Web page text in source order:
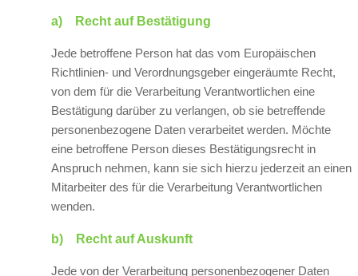
a) Recht auf Bestätigung
Jede betroffene Person hat das vom Europäischen
Richtlinien- und Verordnungsgeber eingeräumte Recht,
von dem für die Verarbeitung Verantwortlichen eine
Bestätigung darüber zu verlangen, ob sie betreffende
personenbezogene Daten verarbeitet werden. Möchte
eine betroffene Person dieses Bestätigungsrecht in
Anspruch nehmen, kann sie sich hierzu jederzeit an einen
Mitarbeiter des für die Verarbeitung Verantwortlichen
wenden.
b) Recht auf Auskunft
Jede von der Verarbeitung personenbezogener Daten